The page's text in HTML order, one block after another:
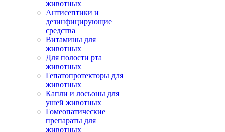
животных
Антисептики и
дезинфицирующие
средства
Витамины для
животных
Для полости рта
животных
Гепатопротекторы для
животных
Капли и лосьоны для
ушей животных
Гомеопатические
препараты для
животных